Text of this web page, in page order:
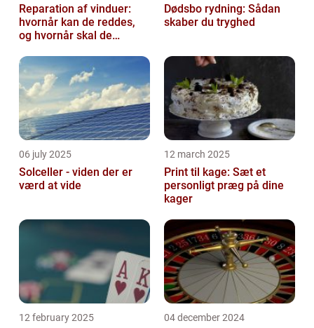
Reparation af vinduer:
hvornår kan de reddes,
og hvornår skal de
Dødsbo rydning: Sådan
skaber du tryghed
06 july 2025
Solceller - viden der er
værd at vide
12 march 2025
Print til kage: Sæt et
personligt præg på dine
kager
12 february 2025 04 december 2024